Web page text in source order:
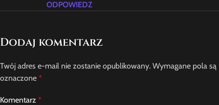
ODPOWIEDZ
Dodaj komentarz
Twój adres e-mail nie zostanie opublikowany. Wymagane pola są
oznaczone *
Komentarz *